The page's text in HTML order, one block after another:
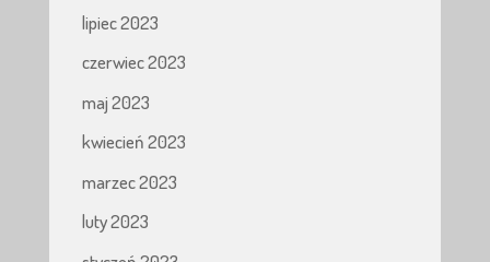
lipiec 2023
czerwiec 2023
maj 2023
kwiecień 2023
marzec 2023
luty 2023